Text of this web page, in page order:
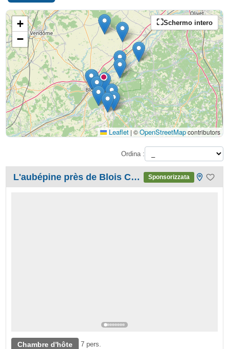
Schermo intero
+
−
Leaflet | ©OpenStreetMapcontributors
Ordina :
L'aubépine près de Blois Chambord Sponsorizzata
Chambre d'hôte 7 pers.